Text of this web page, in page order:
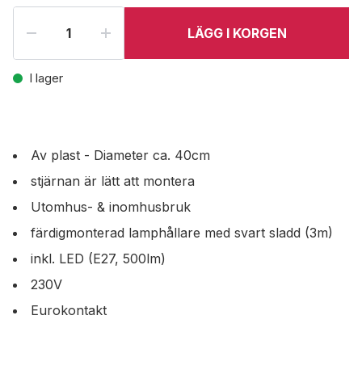
LÄGG I KORGEN
I lager
Av plast - Diameter ca. 40cm
stjärnan är lätt att montera
Utomhus- & inomhusbruk
färdigmonterad lamphållare med svart sladd (3m)
inkl. LED (E27, 500lm)
230V
Eurokontakt